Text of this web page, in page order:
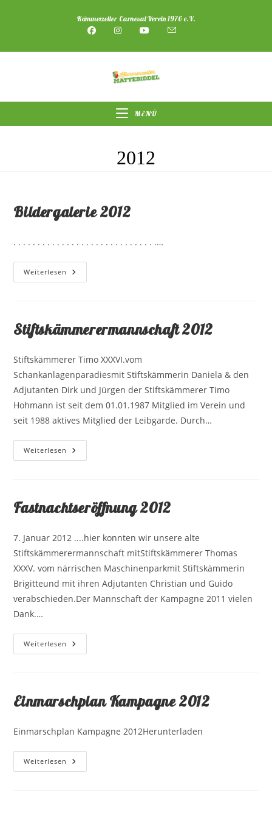
Kämmerzeller Carneval Verein 1976 e.V.
MENÜ
2012
Bildergalerie 2012
. . . . . . . . . . . . . . . . . . . . . . . . . . . . . .…
Weiterlesen Bildergalerie
2012
Stiftskämmerermannschaft 2012
Stiftskämmerer Timo XXXVI.vom
Schankanlagenparadiesmit Stiftskämmerin Daniela & den
Adjutanten Dirk und Jürgen der Stiftskämmerer Timo
Hohmann ist seit dem 01.01.1987 Mitglied im Verein und
seit 1988 aktives Mitglied der Leibgarde. Durch…
Weiterlesen Stiftskämmerermannschaft
2012
Fastnachtseröffnung 2012
7. Januar 2012 ....hier konnten wir unsere alte
Stiftskämmerermannschaft mitStiftskämmerer Thomas
XXXV. vom närrischen Maschinenparkmit Stiftskämmerin
Brigitteund mit ihren Adjutanten Christian und Guido
verabschieden.Der Mannschaft der Kampagne 2011 vielen
Dank.…
Weiterlesen Fastnachtseröffnung
2012
Einmarschplan Kampagne 2012
Einmarschplan Kampagne 2012Herunterladen
Weiterlesen Einmarschplan
Kampagne